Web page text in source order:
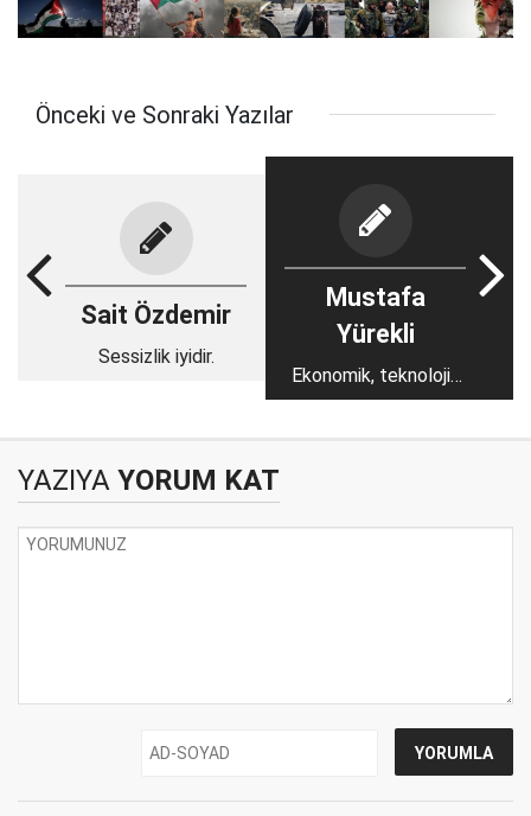
Önceki ve Sonraki Yazılar
Sait Özdemir
Sessizlik iyidir.
Mustafa
Yürekli
Ekonomik, teknolojik
ve siyasi bağımsızlık,
YAZIYA YORUM KAT